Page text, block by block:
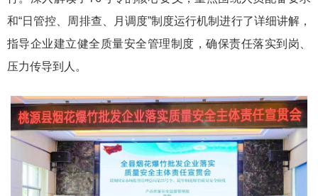
和“日管控、周排查、月调度”制度运行机制进行了详细讲解，
指导企业建立健全质量安全管理制度，确保责任落实到岗、
压力传导到人。